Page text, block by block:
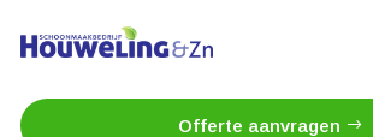
Offerte aanvragen